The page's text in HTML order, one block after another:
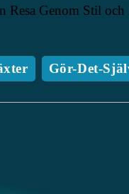
Resa Genom Stil
Gör-Det-